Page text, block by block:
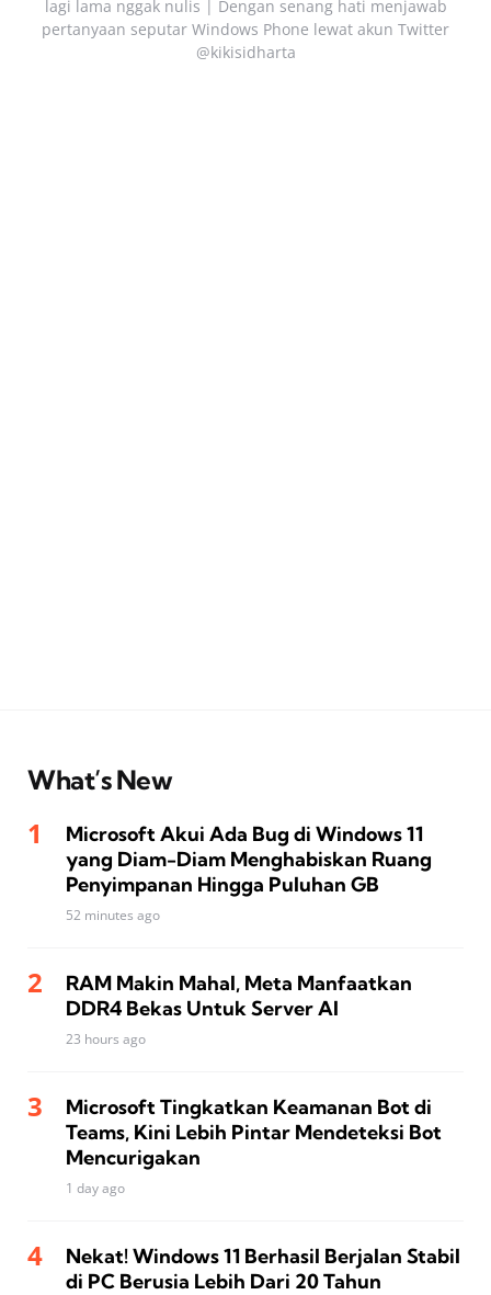
lagi lama nggak nulis | Dengan senang hati menjawab
pertanyaan seputar Windows Phone lewat akun Twitter
@kikisidharta
What’s New
Microsoft Akui Ada Bug di Windows 11
yang Diam-Diam Menghabiskan Ruang
Penyimpanan Hingga Puluhan GB
52 minutes ago
RAM Makin Mahal, Meta Manfaatkan
DDR4 Bekas Untuk Server AI
23 hours ago
Microsoft Tingkatkan Keamanan Bot di
Teams, Kini Lebih Pintar Mendeteksi Bot
Mencurigakan
1 day ago
Nekat! Windows 11 Berhasil Berjalan Stabil
di PC Berusia Lebih Dari 20 Tahun